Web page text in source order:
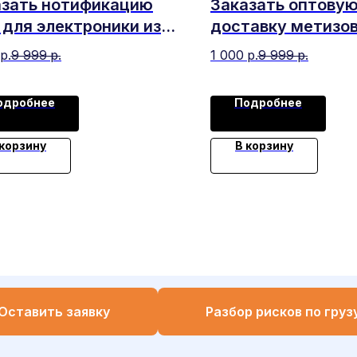
нотификацию
электроники из
р.9 999 р.
Заказать оптовую
доставку
крепежа из Китая
1 000 р.9 999 р.
Подробнее
В корзину
заявку Разбор рисков по